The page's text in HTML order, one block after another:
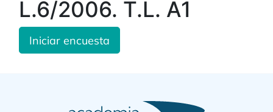
L.6/2006. T.L. A1
Iniciar encuesta